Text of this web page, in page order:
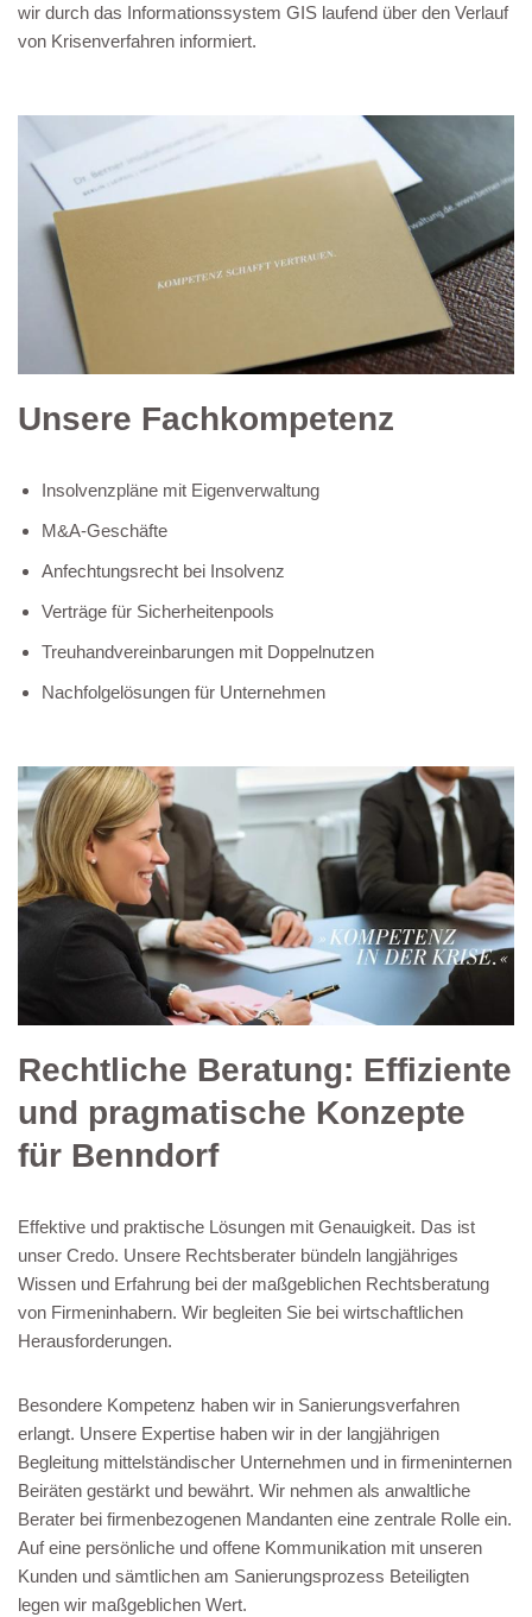
wir durch das Informationssystem GIS laufend über den Verlauf
von Krisenverfahren informiert.
Unsere Fachkompetenz
Insolvenzpläne mit Eigenverwaltung
M&A-Geschäfte
Anfechtungsrecht bei Insolvenz
Verträge für Sicherheitenpools
Treuhandvereinbarungen mit Doppelnutzen
Nachfolgelösungen für Unternehmen
Rechtliche Beratung: Effiziente
und pragmatische Konzepte
für Benndorf
Effektive und praktische Lösungen mit Genauigkeit. Das ist
unser Credo. Unsere Rechtsberater bündeln langjähriges
Wissen und Erfahrung bei der maßgeblichen Rechtsberatung
von Firmeninhabern. Wir begleiten Sie bei wirtschaftlichen
Herausforderungen.
Besondere Kompetenz haben wir in Sanierungsverfahren
erlangt. Unsere Expertise haben wir in der langjährigen
Begleitung mittelständischer Unternehmen und in firmeninternen
Beiräten gestärkt und bewährt. Wir nehmen als anwaltliche
Berater bei firmenbezogenen Mandanten eine zentrale Rolle ein.
Auf eine persönliche und offene Kommunikation mit unseren
Kunden und sämtlichen am Sanierungsprozess Beteiligten
legen wir maßgeblichen Wert.